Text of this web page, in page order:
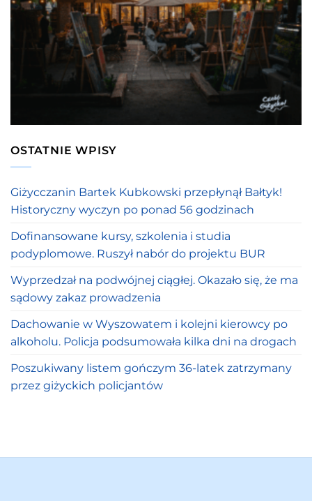
OSTATNIE WPISY
Giżycczanin Bartek Kubkowski przepłynął Bałtyk!
Historyczny wyczyn po ponad 56 godzinach
Dofinansowane kursy, szkolenia i studia
podyplomowe. Ruszył nabór do projektu BUR
Wyprzedzał na podwójnej ciągłej. Okazało się, że ma
sądowy zakaz prowadzenia
Dachowanie w Wyszowatem i kolejni kierowcy po
alkoholu. Policja podsumowała kilka dni na drogach
Poszukiwany listem gończym 36-latek zatrzymany
przez giżyckich policjantów